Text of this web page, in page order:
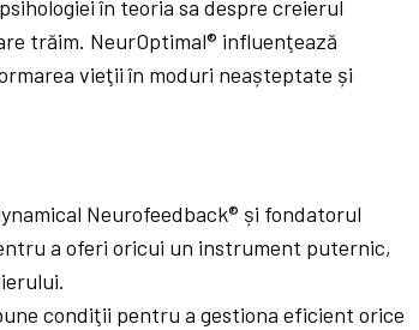
în teoria sa despre creierul
trăim. NeurOptimal® influenţează
vieţii în moduri neașteptate și
Neurofeedback® și fondatorul
a oferi oricui un instrument puternic,
condiţii pentru a gestiona eficient orice